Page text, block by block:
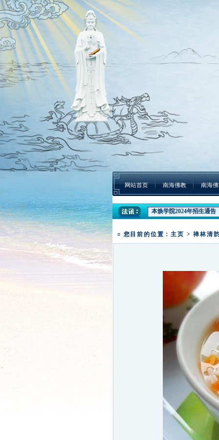
网站首页 南海佛教 南海
本焕学院2024年招生通告
一粥一香甜 一年一团圆|
盛世钟鸣 祈福五洲|深圳
¤ 您目前的位置：主页 >禅林清